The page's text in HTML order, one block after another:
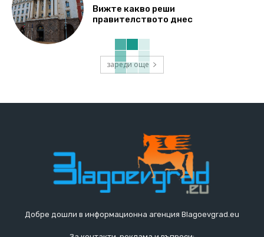
Вижте какво реши
правителството днес
зареди още
Добре дошли в информационна агенция Blagoevgrad.eu